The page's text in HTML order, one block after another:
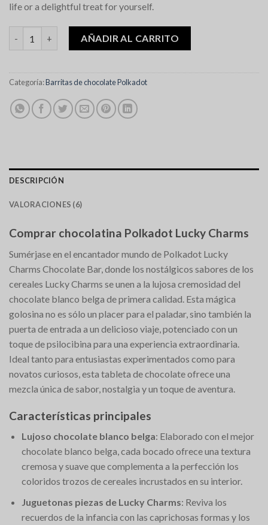
life or a delightful treat for yourself.
Polkadot Lucky Charms Chocolate Bar cantidad
AÑADIR AL CARRITO
Categoría:Barritas de chocolate Polkadot
DESCRIPCIÓN
VALORACIONES (6)
Comprar chocolatina Polkadot Lucky Charms
Sumérjase en el encantador mundo de Polkadot Lucky
Charms Chocolate Bar, donde los nostálgicos sabores de los
cereales Lucky Charms se unen a la lujosa cremosidad del
chocolate blanco belga de primera calidad. Esta mágica
golosina no es sólo un placer para el paladar, sino también la
puerta de entrada a un delicioso viaje, potenciado con un
toque de psilocibina para una experiencia extraordinaria.
Ideal tanto para entusiastas experimentados como para
novatos curiosos, esta tableta de chocolate ofrece una
mezcla única de sabor, nostalgia y un toque de aventura.
Características principales
Lujoso chocolate blanco belga: Elaborado con el mejor
chocolate blanco belga, cada bocado ofrece una textura
cremosa y suave que complementa a la perfección los
coloridos trozos de cereales incrustados en su interior.
Juguetonas piezas de Lucky Charms: Reviva los
recuerdos de la infancia con las caprichosas formas y los